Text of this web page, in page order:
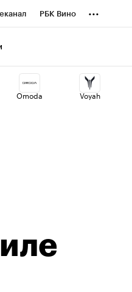
РБК Вино ...
Omoda Voyah